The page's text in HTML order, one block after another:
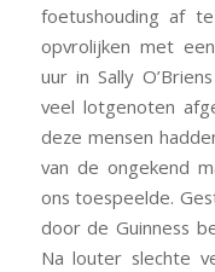
foetushouding af
opvrolijken met
uur in Sally
veel lotgenoten
deze mensen
van de ongekend
ons toespeelde.
door de Guinness
Na louter slechte